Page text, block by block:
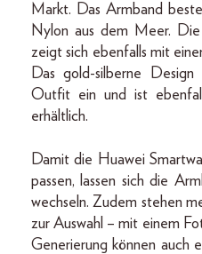
Markt. Das Armband
Nylon aus dem Meer.
zeigt sich ebenfalls mit
Das gold-silberne
Outfit ein und ist
erhältlich.
Damit die Huawei
passen, lassen sich die
wechseln. Zudem stehen
zur Auswahl – mit einem
Generierung können auch